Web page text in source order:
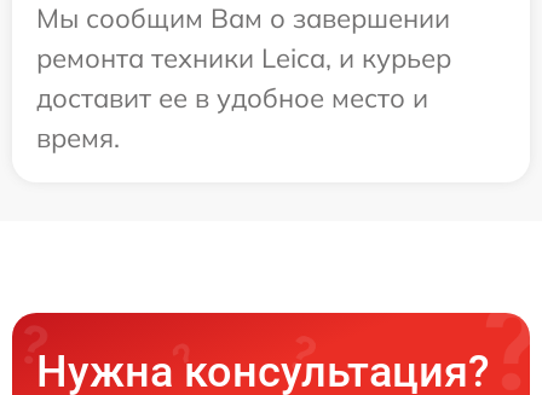
Мы сообщим Вам о завершении
ремонта техники Leica, и курьер
доставит ее в удобное место и
время.
Нужна консультация?